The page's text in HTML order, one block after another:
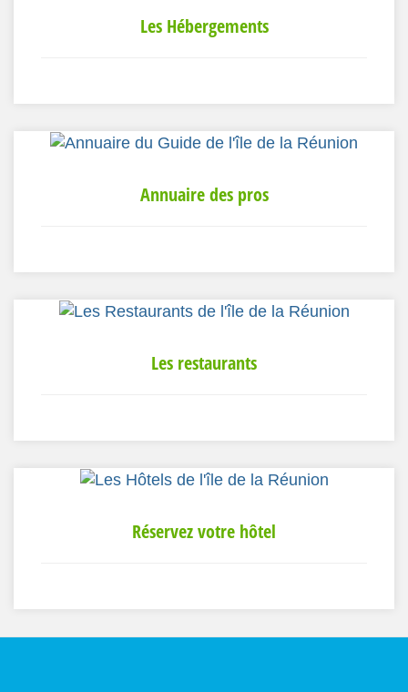
Les Hébergements
Annuaire des pros
Les restaurants
Réservez votre hôtel